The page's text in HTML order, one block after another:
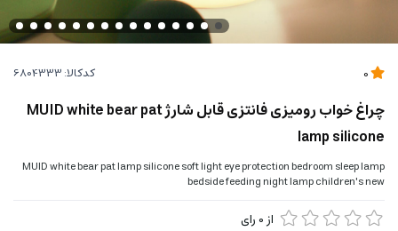
کدکالا:
چراغ خواب رومیزی فانتزی قابل شارژ MUID white bear pat
lamp silicone
MUID white bear pat lamp silicone soft light eye protection bedroom sleep lamp
bedside feeding night lamp children's new
از 0 رای